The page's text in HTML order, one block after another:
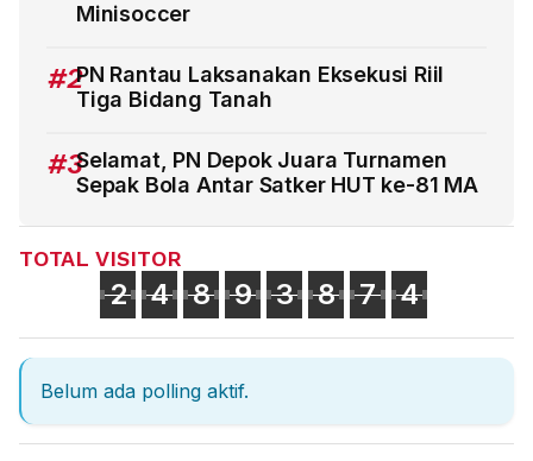
Minisoccer
#2PN Rantau Laksanakan Eksekusi Riil
Tiga Bidang Tanah
#3Selamat, PN Depok Juara Turnamen
Sepak Bola Antar Satker HUT ke-81 MA
TOTAL VISITOR
2 4 8 9 3 8 7 4
Belum ada polling aktif.